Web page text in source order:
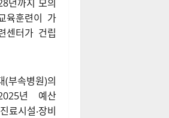
센터가 건립
부속병원)의
시설‧장비
의 필수의료
예산 1,200